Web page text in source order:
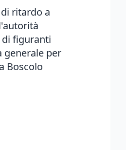
ritardo a
di figuranti
generale per
Boscolo